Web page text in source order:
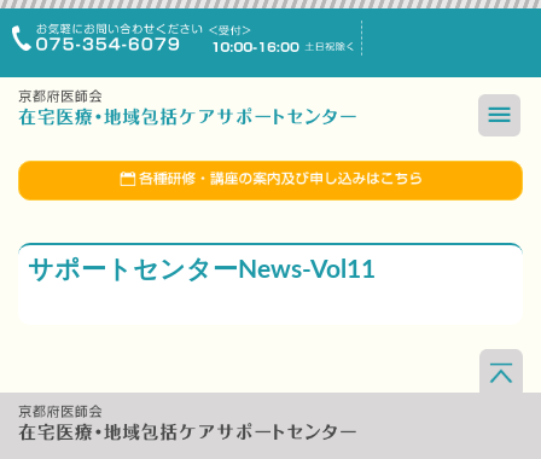
サポートセンターNews-Vol11